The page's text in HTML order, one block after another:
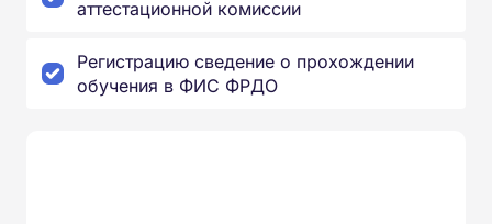
аттестационной комиссии
Регистрацию сведение о прохождении
обучения в ФИС ФРДО